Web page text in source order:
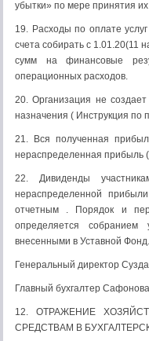
убытки» по мере принятия их
19. Расходы по оплате
счета собирать с 1.01.20(11
сумм на финансовые
операционных расходов.
20. Организация не
назначения ( Инструкция по
21. Вся полученная
нераспределенная прибыль
22. Дивиденды
нераспределенной
отчетным . Порядок и
определяется собранием
внесенными в Уставной Фонд.
Генеральный директор
Главный бухгалтер
12. ОТРАЖЕНИЕ
СРЕДСТВАМ В